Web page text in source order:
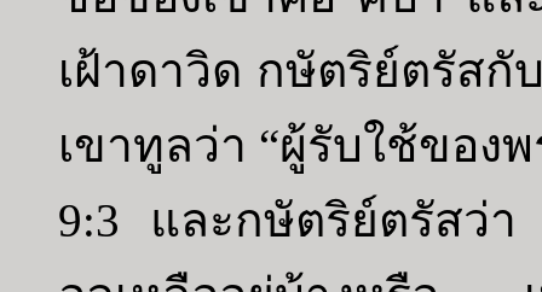
เฝ้าดาวิด กษัตริย์ตรัสกั
เขาทูลว่า “ผู้รับใช้ของ
9:3 และกษัตริย์ตรัสว่า